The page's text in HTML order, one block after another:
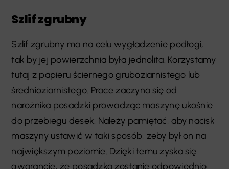
Szlif zgrubny
Szlif zgrubny ma na celu wygładzenie podłogi,
tak by jej powierzchnia była jednolita. Korzystamy
tutaj z papieru ściernego gruboziarnistego lub
średnioziarnistego. Prace zaczyna się od
narożnika posadzki prowadząc maszynę ukośnie
do przebiegu desek. Należy pamiętać, aby nacisk
maszyny ustawić w taki sposób, żeby był on na
największym poziomie. Dzięki temu zyska się
gwarancję, że posadzka zostanie odpowiednio